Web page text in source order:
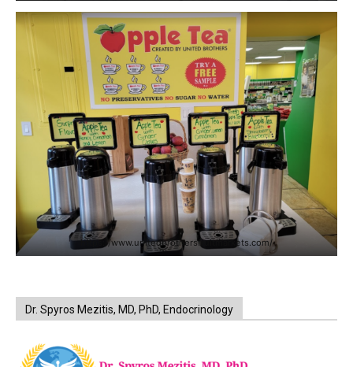
https://www.unitedbrothersfruitmarkets.com/
Dr. Spyros Mezitis, MD, PhD, Endocrinology